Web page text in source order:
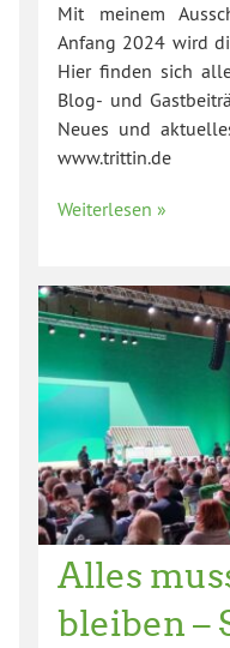
Mit meinem
Anfang 2024 wird
Hier finden sich
Blog- und
Neues und
www.trittin.de
Weiterlesen »
Alles
bleiben –